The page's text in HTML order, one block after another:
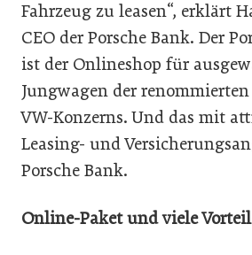
Fahrzeug zu leasen“, erklärt
CEO der Porsche Bank. Der
ist der Onlineshop für
Jungwagen der
VW-Konzerns. Und das mit
Leasing- und
Porsche Bank.
Online-Paket und viele